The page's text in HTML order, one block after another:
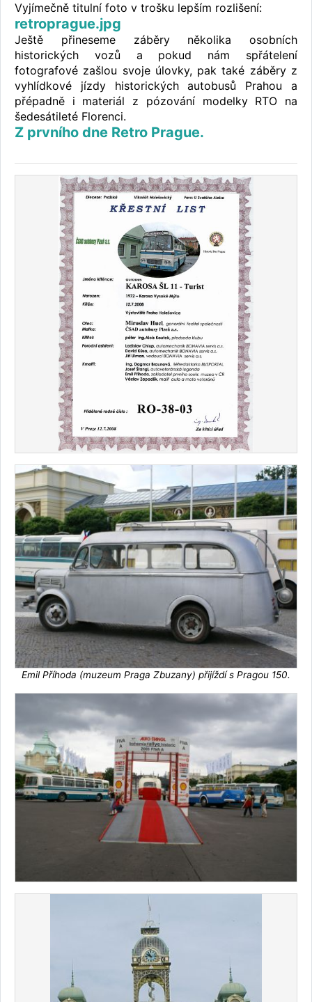
Vyjímečně titulní foto v trošku lepším rozlišení:
retroprague.jpg
Ještě přineseme záběry několika osobních
historických vozů a pokud nám spřátelení
fotografové zašlou svoje úlovky, pak také záběry z
vyhlídkové jízdy historických autobusů Prahou a
přépadně i materiál z pózování modelky RTO na
šedesátileté Florenci.
Z prvního dne Retro Prague.
Emil Příhoda (muzeum Praga Zbuzany) přijíždí s Pragou 150.